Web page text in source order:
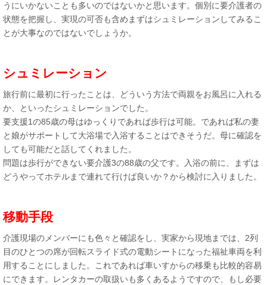
うにいかないことも多いのではないかと思います。個別に要介護者の
状態を把握し、実現の可否も含めまずはシュミレーションしてみるこ
とが大事なのではないでしょうか。
シュミレーション
旅行前に最初に行ったことは、どういう方法で両親をお風呂に入れる
か、といったシュミレーションでした。
要支援1の85歳の母はゆっくりであれば歩行は可能。であれば私の妻
と娘がサポートして大浴場で入浴することはできそうだ。母に確認を
しても可能だと話してくれました。
問題は歩行ができない要介護3の88歳の父です。入浴の前に、まずは
どうやってホテルまで連れて行けば良いか？から検討に入りました。
移動手段
介護現場のメンバーにも色々と確認をし、実家から現地までは、2列
目のひとつの席が回転スライド式の電動シートになった福祉車両を利
用することにしました。これであれば車いすからの移乗も比較的容易
にできます。レンタカーの取扱いも多くあるようですので、もし必要